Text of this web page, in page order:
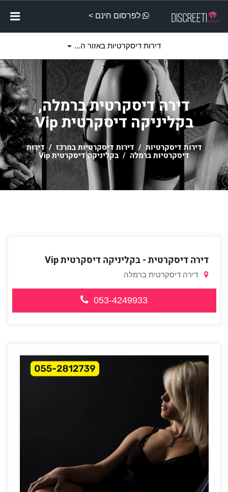
לפרסום חינם >
דירות דיסקרטיות באזור ה...
דירה דיסקרטית ברמלה,
בקליניקה דיסקרטית Vip
דירות דיסקרטיות / דירות דיסקרטיות במרכז/ דירות
דיסקרטיות ברמלה / בקליניקה דיסקרטית Vip
דירה דיסקרטית - בקליניקה דיסקרטית Vip
דירה דיסקרטית ברמלה
053-4249933